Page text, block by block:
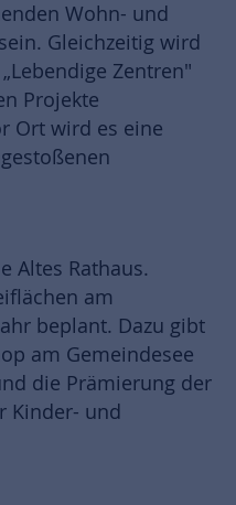
Wohn- und
Gleichzeitig wird
Zentren"
Projekte
Ort wird es eine
Altes Rathaus.
am
beplant. Dazu gibt
am Gemeindesee
die Prämierung der
Kinder- und